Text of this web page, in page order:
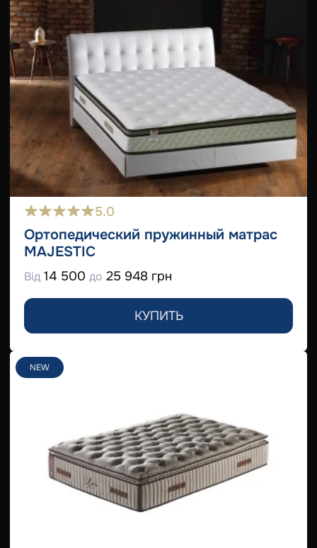
5.0
Ортопедический пружинный матрас
MAJESTIC
Від 14 500 до 25 948 грн
КУПИТЬ
NEW